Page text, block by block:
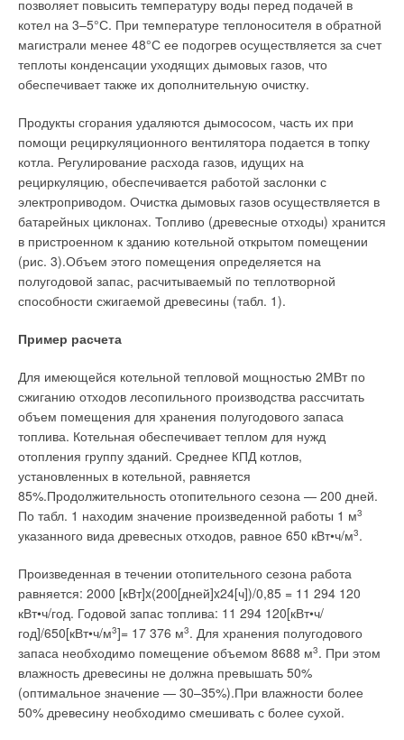
позволяет повысить температуру воды перед подачей в
котел на 3–5°С. При температуре теплоносителя в обратной
магистрали менее 48°С ее подогрев осуществляется за счет
теплоты конденсации уходящих дымовых газов, что
обеспечивает также их дополнительную очистку.
Продукты сгорания удаляются дымососом, часть их при
помощи рециркуляционного вентилятора подается в топку
котла. Регулирование расхода газов, идущих на
рециркуляцию, обеспечивается работой заслонки с
электроприводом. Очистка дымовых газов осуществляется в
батарейных циклонах. Топливо (древесные отходы) хранится
в пристроенном к зданию котельной открытом помещении
(рис. 3).Объем этого помещения определяется на
полугодовой запас, расчитываемый по теплотворной
способности сжигаемой древесины (табл. 1).
Пример расчета
Для имеющейся котельной тепловой мощностью 2МВт по
сжиганию отходов лесопильного производства рассчитать
объем помещения для хранения полугодового запаса
топлива. Котельная обеспечивает теплом для нужд
отопления группу зданий. Среднее КПД котлов,
установленных в котельной, равняется
85%.Продолжительность отопительного сезона — 200 дней.
По табл. 1 находим значение произведенной работы 1 м3
указанного вида древесных отходов, равное 650 кВт•ч/м3.
Произведенная в течении отопительного сезона работа
равняется: 2000 [кВт]x(200[дней]x24[ч])/0,85 = 11 294 120
кВт•ч/год. Годовой запас топлива: 11 294 120[кВт•ч/
год]/650[кВт•ч/м3]= 17 376 м3. Для хранения полугодового
запаса необходимо помещение объемом 8688 м3. При этом
влажность древесины не должна превышать 50%
(оптимальное значение — 30–35%).При влажности более
50% древесину необходимо смешивать с более сухой.
сшивки по всей толщине полиэтиленового слоя, со степенью
сшивки полиэтилена 65% (это максимальный показатель,
приближенный к идеальному показателю сшивки
полиэтилена, равному 68%).
PEX-труб диаметрами свыше 90 мм с повышенной
устойчивостью к высоким давлениям и температурам в
системе, при толщине стенок трубы на 32% меньше
толщины стенок аналогичных труб, что делает их более
пластичными и экономичными на фоне аналогичной
продукции других производителей. В таблице приведен
сравнительный анализ металлополимерных труб Gladiator
диаметром 16 мм с металлополимерными трубами ведущих
европейских производителей.
разработке специалистов компании Industrial Blansol S.A. —
аксиальному методу соединения— трубы Gladiator
стыкуются между собой без дополнительных резиновых
прокладок, подверженных быстрому износу. В результате
чего объединяют в себе преимущества стальных и
Кроме того такие трубы обладают исключительной
пластичностью и минимальным температурным удлинением,
которое на 24% ниже температурного удлинения
существующих композитных труб. Трубы Gladiator дают
возможность многократно уменьшить количество
соединений, что позволяет значительно снизить
гидравлическое сопротивление, повысить надежность
системы, ускорить монтажные работы и уменьшить конечную
стоимость проекта. Неудивительно, что на сегодняшний день
система трубопроводов Barbi — это наиболее выгодное
предложение среди существующих систем на рынке
отопления и водоснабжения.
ЖУРНАЛ СОК ДЕКАБРЬ 2007
Уведомления отключены
Комментарии
В этой теме еще нет комментариев
Добавить комментарий
Ваше имя *
Текст комментария